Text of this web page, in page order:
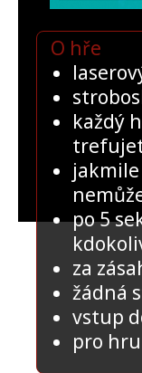
O hře
každý
po 5
za
žádná
vstup
pro